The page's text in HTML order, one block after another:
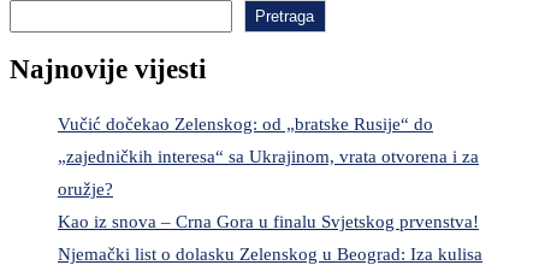
Pretraga
Najnovije vijesti
Vučić dočekao Zelenskog: od „bratske Rusije“ do
„zajedničkih interesa“ sa Ukrajinom, vrata otvorena i za
oružje?
Kao iz snova – Crna Gora u finalu Svjetskog prvenstva!
Njemački list o dolasku Zelenskog u Beograd: Iza kulisa